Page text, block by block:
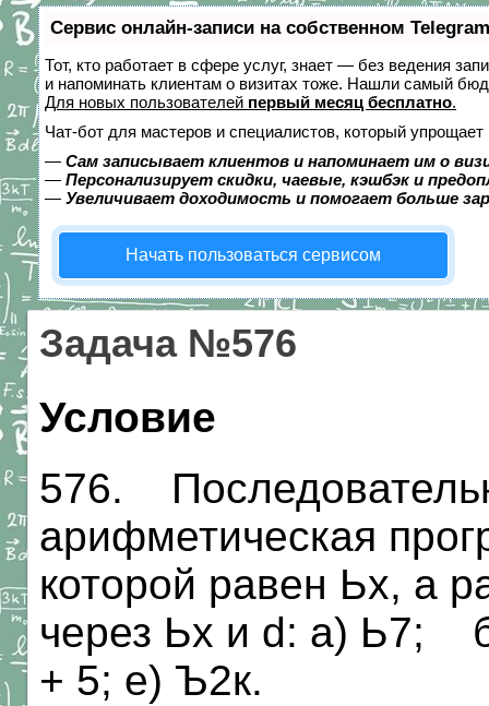
Сервис онлайн-записи на собственном
Тот, кто работает в сфере услуг, знает — без ведения
и напоминать клиентам о визитах тоже. Нашли самый
Для новых пользователей первый месяц бесплатно.
Чат-бот для мастеров и специалистов, который упрощает
— Сам записывает клиентов и напоминает им о
— Персонализирует скидки, чаевые, кэшбэк и
— Увеличивает доходимость и помогает больше
Начать пользоваться сервисом
Задача №576
Условие
576.
арифметическая
которой равен Ьх, а
через Ьх и d: а) Ь7;
+ 5; е) Ъ2к.